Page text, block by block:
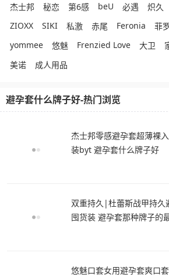
杰士邦
秘恋 第6感 beU 必遇 炽久
ZIOXX
SIKI 私激 赤尾 Feronia 菲
yommee
悠魅 Frenzied Love 大卫
美诺
成人用品
避孕套什么牌子好-热门浏览
杰士邦零感避孕套超薄裸
装byt 避孕套什么牌子好
双重持久|杜蕾斯战甲持久
囤货装 避孕套那种牌子的
悠魅口套女用避孕套爽口